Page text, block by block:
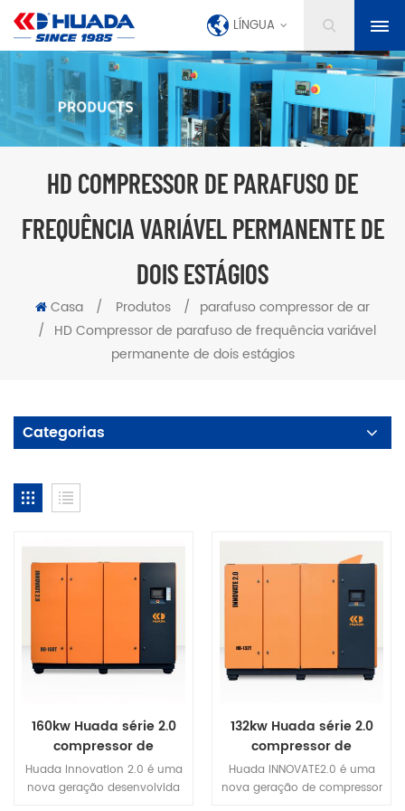
LÍNGUA
HD COMPRESSOR DE PARAFUSO DE
FREQUÊNCIA VARIÁVEL PERMANENTE DE
DOIS ESTÁGIOS
Casa / Produtos / parafuso compressor de ar
/ HD Compressor de parafuso de frequência variável
permanente de dois estágios
Categorias
160kw Huada série 2.0
compressor de
parafuso de frequência
variável de ímã
Huada Innovation 2.0 é uma
nova geração desenvolvida
132kw Huada série 2.0
compressor de
parafuso de frequência
variável de ímã
Huada INNOVATE2.0 é uma
nova geração de compressor